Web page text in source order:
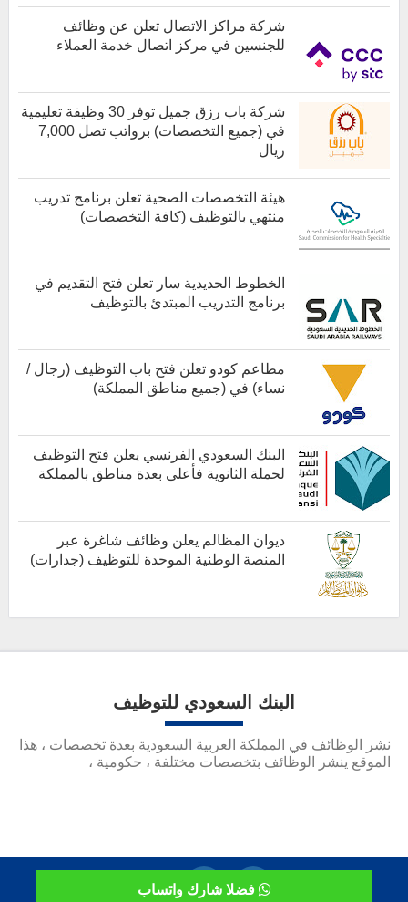
فضلا شارك واتساب
كل الوظائف
كل الوظائف
شركة مراكز الاتصال تعلن عن وظائف
للجنسين في مركز اتصال خدمة العملاء
شركة باب رزق جميل توفر 30 وظيفة تعليمية
في (جميع التخصصات) برواتب تصل 7,000
ريال
هيئة التخصصات الصحية تعلن برنامج تدريب
منتهي بالتوظيف (كافة التخصصات)
كل الوظائف
الخطوط الحديدية سار تعلن فتح التقديم في
برنامج التدريب المبتدئ بالتوظيف
كل الوظائف
مطاعم كودو تعلن فتح باب التوظيف (رجال /
نساء) في (جميع مناطق المملكة)
أخبار هامة
البنك السعودي الفرنسي يعلن فتح التوظيف
لحملة الثانوية فأعلى بعدة مناطق بالمملكة
ديوان المظالم يعلن وظائف شاغرة عبر
المنصة الوطنية الموحدة للتوظيف (جدارات)
البنك السعودي للتوظيف
نشر الوظائف في المملكة العربية السعودية بعدة تخصصات ، هذا
الموقع ينشر الوظائف بتخصصات مختلفة ، حكومية ،